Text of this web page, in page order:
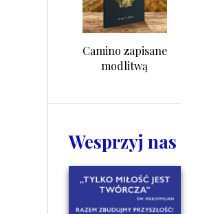
Camino zapisane
modlitwą
Wesprzyj nas